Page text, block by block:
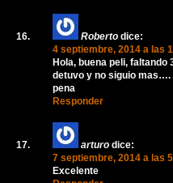
Roberto dice:
4 septiembre, 2014 a las
Hola, buena peli,
detuvo y no siguio mas….
pena
Responder
arturo dice:
7 septiembre, 2014 a las
Excelente